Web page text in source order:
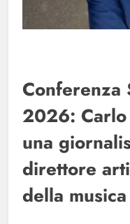
Conferenza
2026:
una
direttore
della musica